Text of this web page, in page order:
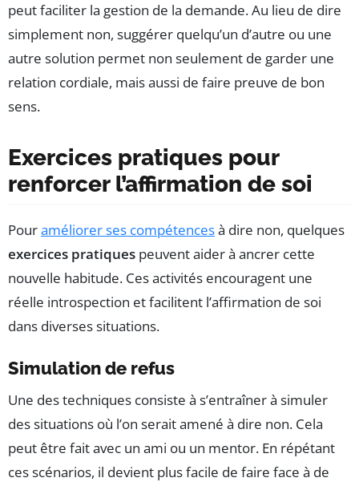
peut faciliter la gestion de la demande. Au lieu de dire
simplement non, suggérer quelqu’un d’autre ou une
autre solution permet non seulement de garder une
relation cordiale, mais aussi de faire preuve de bon
sens.
Exercices pratiques pour
renforcer l’affirmation de soi
Pouraméliorer ses compétencesà dire non, quelques
exercices pratiques peuvent aider à ancrer cette
nouvelle habitude. Ces activités encouragent une
réelle introspection et facilitent l’affirmation de soi
dans diverses situations.
Simulation de refus
Une des techniques consiste à s’entraîner à simuler
des situations où l’on serait amené à dire non. Cela
peut être fait avec un ami ou un mentor. En répétant
ces scénarios, il devient plus facile de faire face à de